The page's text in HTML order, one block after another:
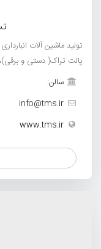
تولید ماشین آلات
پالت تراک( دستی و برقی)،
سالن:
info@tms.ir
www.tms.ir